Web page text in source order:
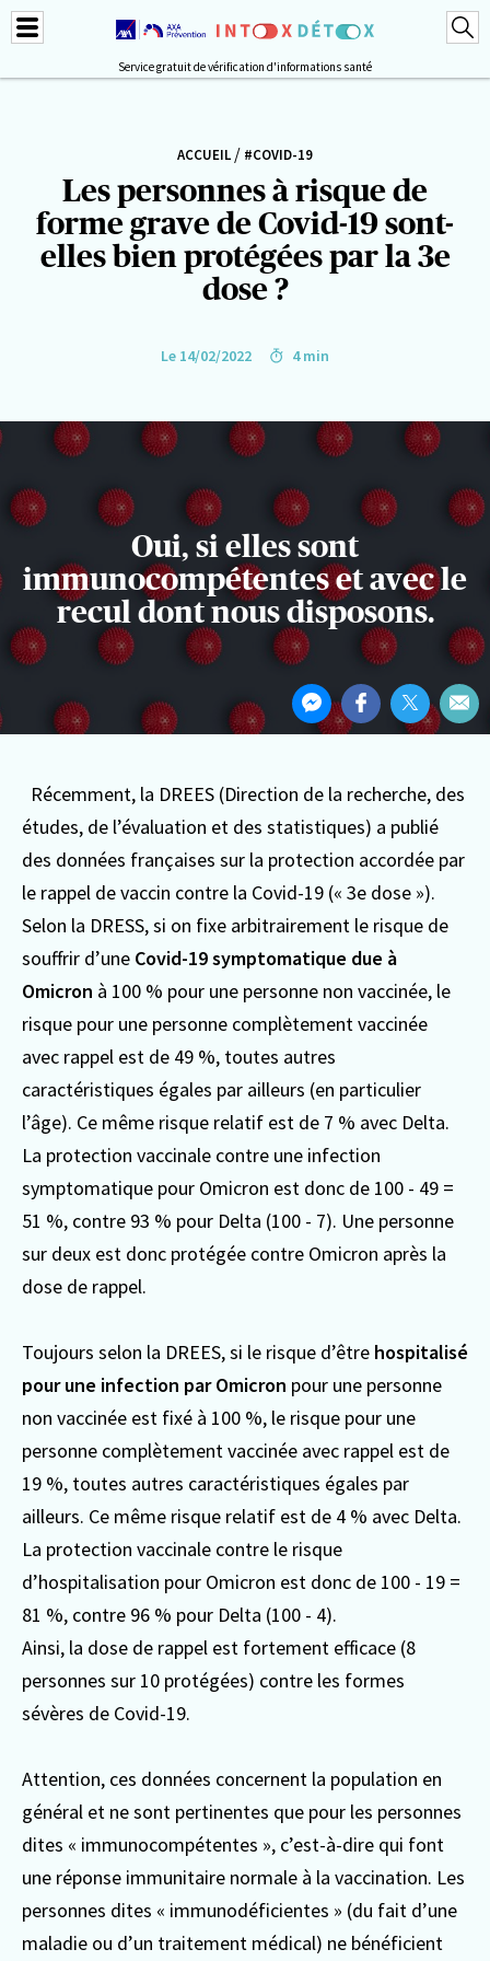
Service gratuit de vérification d'informations santé
ACCUEIL / #COVID-19
Les personnes à risque de
forme grave de Covid-19 sont-
elles bien protégées par la 3e
dose ?
Le 14/02/2022 4 min
Oui, si elles sont
immunocompétentes et avec le
recul dont nous disposons.
Partager
cetPartager
sur
Partager
sur
Partager
sur Par
Récemment, la DREES (Direction de la recherche, des
études, de l’évaluation et des statistiques) a publié
des données françaises sur la protection accordée par
le rappel de vaccin contre la Covid-19 (« 3e dose »).
Selon la DRESS, si on fixe arbitrairement le risque de
souffrir d’une Covid-19 symptomatique due à
Omicron à 100 % pour une personne non vaccinée, le
risque pour une personne complètement vaccinée
avec rappel est de 49 %, toutes autres
caractéristiques égales par ailleurs (en particulier
l’âge). Ce même risque relatif est de 7 % avec Delta.
La protection vaccinale contre une infection
symptomatique pour Omicron est donc de 100 - 49 =
51 %, contre 93 % pour Delta (100 - 7). Une personne
sur deux est donc protégée contre Omicron après la
dose de rappel.
Toujours selon la DREES, si le risque d’être hospitalisé
pour une infection par Omicron pour une personne
non vaccinée est fixé à 100 %, le risque pour une
personne complètement vaccinée avec rappel est de
19 %, toutes autres caractéristiques égales par
ailleurs. Ce même risque relatif est de 4 % avec Delta.
La protection vaccinale contre le risque
d’hospitalisation pour Omicron est donc de 100 - 19 =
81 %, contre 96 % pour Delta (100 - 4).
Ainsi, la dose de rappel est fortement efficace (8
personnes sur 10 protégées) contre les formes
sévères de Covid-19.
Attention, ces données concernent la population en
général et ne sont pertinentes que pour les personnes
dites « immunocompétentes », c’est-à-dire qui font
une réponse immunitaire normale à la vaccination. Les
personnes dites « immunodéficientes » (du fait d’une
maladie ou d’un traitement médical) ne bénéficient